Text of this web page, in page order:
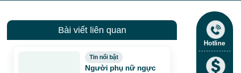
Bài viết liên quan
Tin nổi bật
Người phụ nữ ngực
Hotline